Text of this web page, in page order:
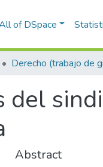
of DSpace
Derecho (trabajo de
del
Abstract